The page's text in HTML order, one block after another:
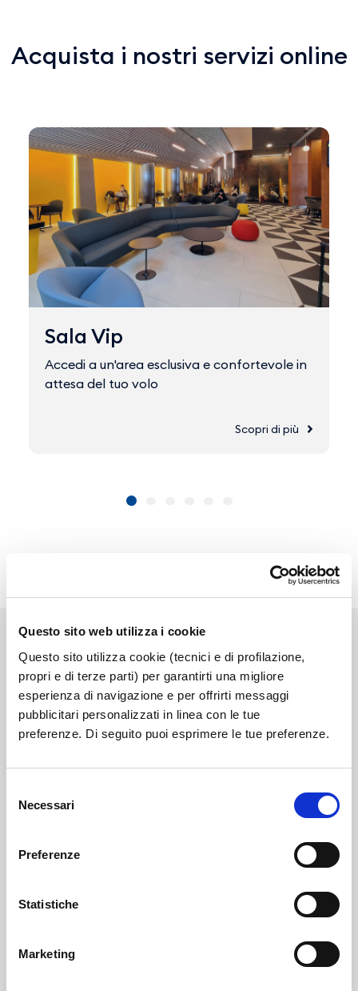
Questo sito web utilizza i cookie
Questo sito utilizza cookie (tecnici e di profilazione,
propri e di terze parti) per garantirti una migliore
esperienza di navigazione e per offrirti messaggi
pubblicitari personalizzati in linea con le tue
preferenze. Di seguito puoi esprimere le tue preferenze.
delNecessari
Preferenze
Statistiche
Marketing
Acquista i nostri servizi online
Sala Vip
Accedi a un'area esclusiva e confortevole in
attesa del tuo volo
Scopri di più
Link correlati